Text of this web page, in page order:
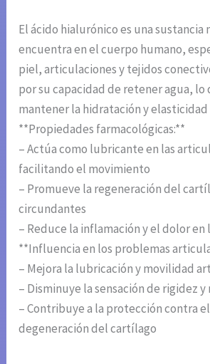
El ácido hialurónico es una sustancia
encuentra en el cuerpo humano,
piel, articulaciones y tejidos
por su capacidad de retener agua, lo
mantener la hidratación y
**Propiedades farmacológicas:**
– Actúa como lubricante en las
facilitando el movimiento
– Promueve la regeneración del
circundantes
– Reduce la inflamación y el dolor en
**Influencia en los problemas
– Mejora la lubricación y movilidad
– Disminuye la sensación de rigidez
– Contribuye a la protección contra
degeneración del cartílago